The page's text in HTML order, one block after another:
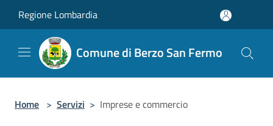
Regione Lombardia
Comune di Berzo San Fermo
Home > Servizi > Imprese e commercio